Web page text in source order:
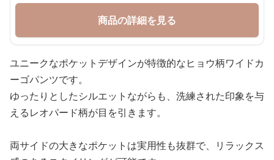
商品の詳細を見る
ユニークなポケットデザインが特徴的なヒョウ柄ワイドカ
ーゴパンツです。
ゆったりとしたシルエットながらも、洗練された印象を与
えるレオパード柄が目を引きます。
両サイドの大きなポケットは実用性も抜群で、リラックス